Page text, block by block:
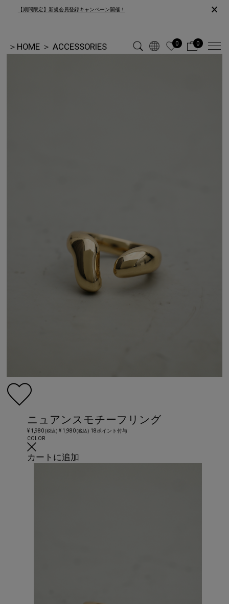
【期間限定】新規会員登録キャンペーン開催！ ×
＞ HOME ＞ ACCESSORIES 0 0
ニュアンスモチーフリング
¥ 1,980(税込) ¥ 1,980(税込) 18ポイント付与
COLOR
カートに追加